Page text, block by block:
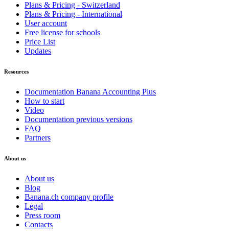
Plans & Pricing - Switzerland
Plans & Pricing - International
User account
Free license for schools
Price List
Updates
Resources
Documentation Banana Accounting Plus
How to start
Video
Documentation previous versions
FAQ
Partners
About us
About us
Blog
Banana.ch company profile
Legal
Press room
Contacts